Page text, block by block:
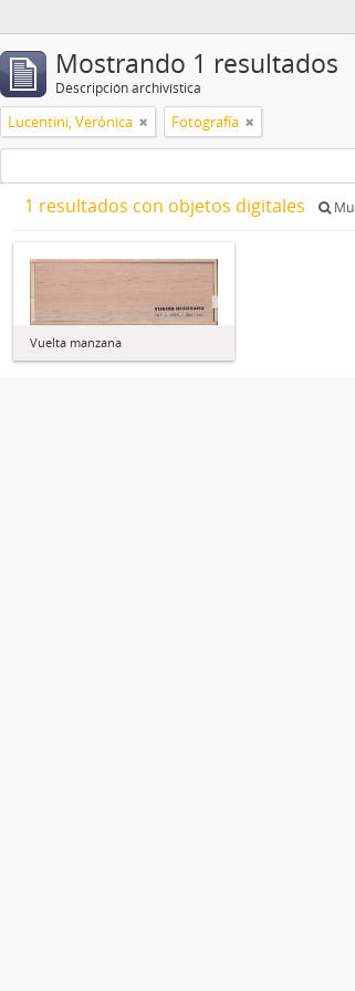
Mostrando 1 resultados
Descripción archivística
Lucentini, Verónica Fotografía
1 resultados con objetos digitales
Vuelta manzana